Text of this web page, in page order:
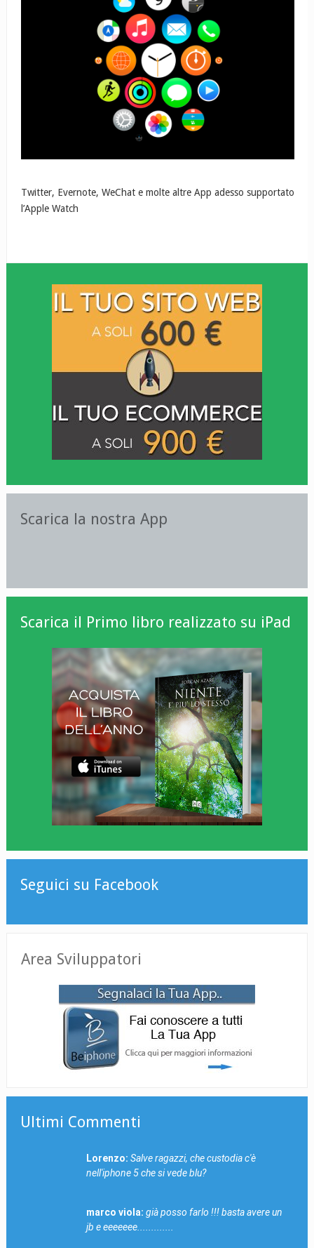
Twitter, Evernote, WeChat e molte altre App adesso supportato
l’Apple Watch
Scarica la nostra App
Scarica il Primo libro realizzato su iPad
Seguici su Facebook
Area Sviluppatori
Ultimi Commenti
Lorenzo: Salve ragazzi, che custodia c'è
nell'iphone 5 che si vede blu?
marco viola: già posso farlo !!! basta avere un
jb e eeeeeee.............